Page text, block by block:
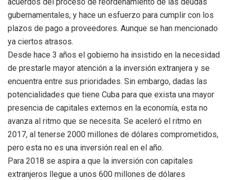
gubernamentales, y hace un esfuerzo para cumplir con los
plazos de pago a proveedores. Aunque se han mencionado
ya ciertos atrasos.
Desde hace 3 años el gobierno ha insistido en la necesidad
de prestarle mayor atención a la inversión extranjera y se
encuentra entre sus prioridades. Sin embargo, dadas las
potencialidades que tiene Cuba para que exista una mayor
presencia de capitales externos en la economía, esta no
avanza al ritmo que se necesita. Se aceleró el ritmo en
2017, al tenerse 2000 millones de dólares comprometidos,
pero esta no es una inversión real en el año.
Para 2018 se aspira a que la inversión con capitales
extranjeros llegue a unos 600 millones de dólares